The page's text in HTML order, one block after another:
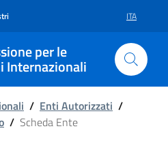
ITA
per le
Internazionali
/ Enti Autorizzati /
/ Scheda Ente